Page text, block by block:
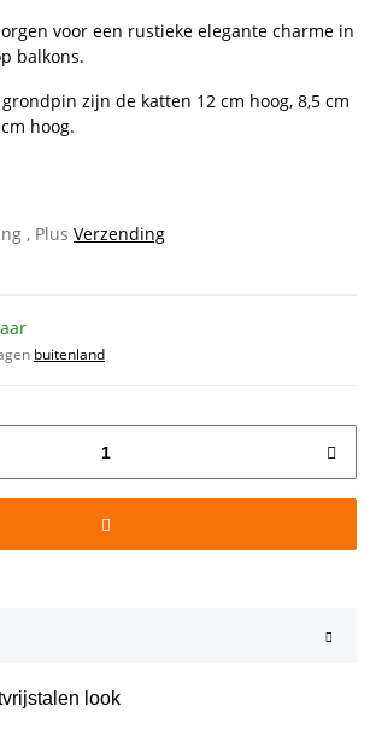
voor een rustieke elegante charme in
balkons.
zijn de katten 12 cm hoog, 8,5 cm
hoog.
, Plus Verzending
buitenland
look